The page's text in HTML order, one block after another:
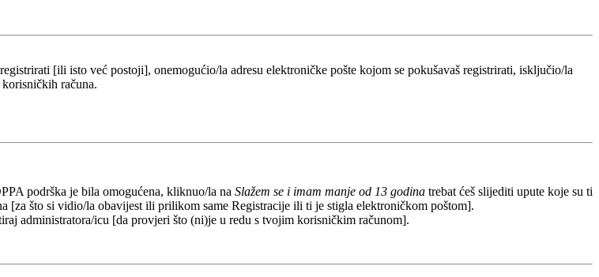
[ili isto već postoji], onemogućio/la adresu elektroničke pošte kojom se pokušavaš registrirati, isključio/la
računa.
podrška je bila omogućena, kliknuo/la na Slažem se i imam manje od 13 godina trebat ćeš slijediti upute koje su ti
što si vidio/la obavijest ili prilikom same Registracije ili ti je stigla elektroničkom poštom].
administratora/icu [da provjeri što (ni)je u redu s tvojim korisničkim računom].